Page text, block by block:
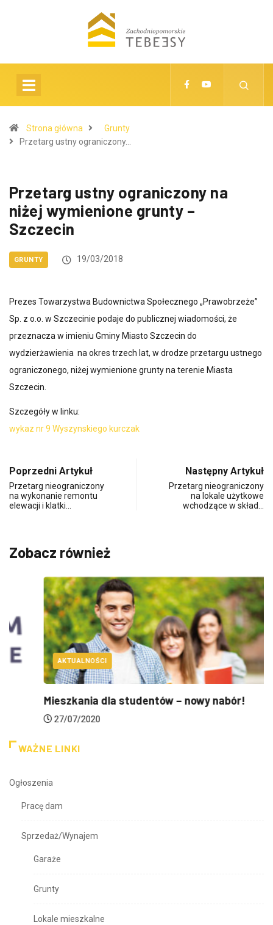
Strona główna
Grunty
Przetarg ustny ograniczony…
Przetarg ustny ograniczony na
niżej wymienione grunty –
Szczecin
GRUNTY 19/03/2018
Prezes Towarzystwa Budownictwa Społecznego „Prawobrzeże”
Sp. z o.o. w Szczecinie podaje do publicznej wiadomości, że
przeznacza w imieniu Gminy Miasto Szczecin do
wydzierżawienia na okres trzech lat, w drodze przetargu ustnego
ograniczonego, niżej wymienione grunty na terenie Miasta
Szczecin.
Szczegóły w linku:
wykaz nr 9 Wyszynskiego kurczak
Poprzedni Artykuł
Przetarg nieograniczony
na wykonanie remontu
elewacji i klatki…
Następny Artykuł
Przetarg nieograniczony
na lokale użytkowe
wchodzące w skład…
Zobacz również
AKTUALNOŚCI
Mieszkania dla studentów – nowy nabór!
27/07/2020
WAŻNE LINKI
Ogłoszenia
Pracę dam
Sprzedaż/Wynajem
Garaże
Grunty
Lokale mieszkalne